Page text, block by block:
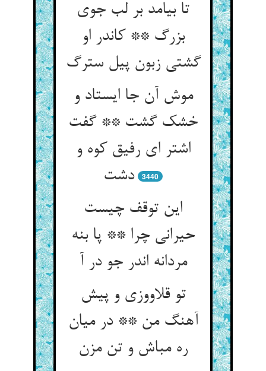
تا بیامد بر لب جوی
بزرگ ** کاندر او
گشتی زبون پیل سترگ‏
موش آن جا ایستاد و
خشک گشت ** گفت
اشتر ای رفیق کوه و
دشت‏
3440
این توقف چیست
حیرانی چرا ** پا بنه
مردانه اندر جو در آ
تو قلاووزی و پیش
آهنگ من ** در میان
ره مباش و تن مزن‏